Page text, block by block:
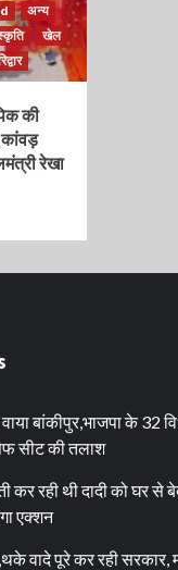
अन्य
खेल
की
रेखा
बांकीपुर,भाजपा के 32
सीट की तलाश
कर रही थी दादी को घर
एक्शन
वादे पूरे कर रही सरकार,